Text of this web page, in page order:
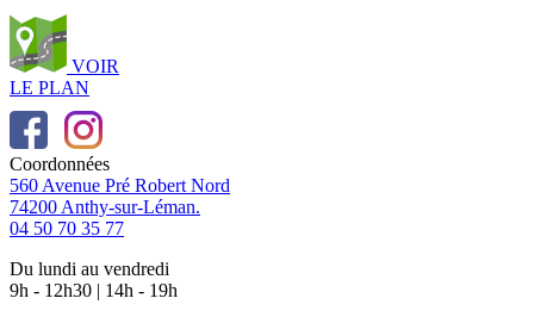
VOIR
LE PLAN
Coordonnées
560 Avenue Pré Robert Nord
74200 Anthy-sur-Léman.
04 50 70 35 77
Du lundi au vendredi
9h - 12h30 | 14h - 19h